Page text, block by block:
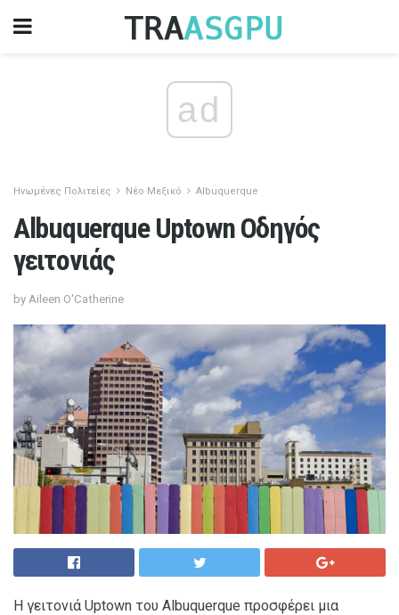
ad
Ηνωμένες Πολιτείες Νέο Μεξικό Albuquerque
Albuquerque Uptown Οδηγός
γειτονιάς
by Aileen O'Catherine
Η γειτονιά Uptown του Albuquerque προσφέρει μια